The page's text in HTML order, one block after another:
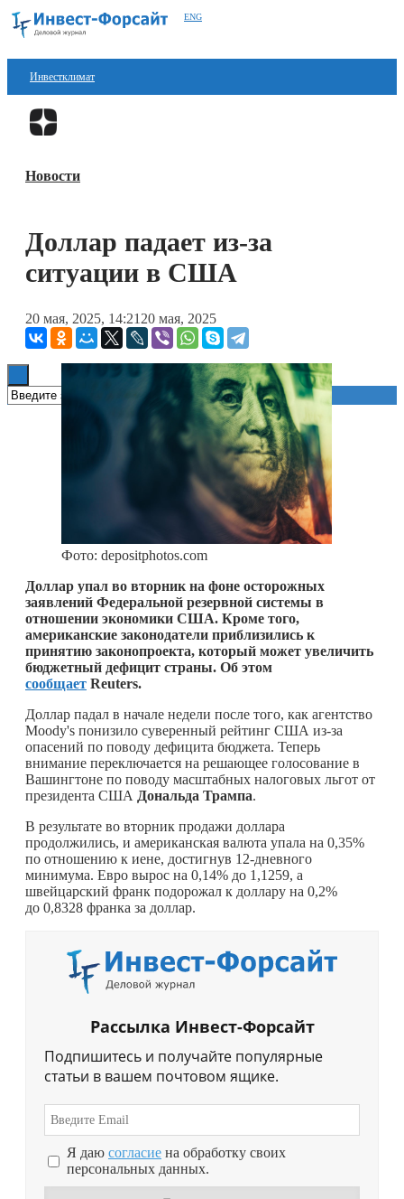
ENG
Инвестклимат
Финансы
Блокчейн
Технологии
Книги
Новости
Доллар падает из-за
ситуации в США
20 мая, 2025, 14:21 20 мая, 2025
Фото: depositphotos.com
Доллар упал во вторник на фоне осторожных
заявлений Федеральной резервной системы в
отношении экономики США. Кроме того,
американские законодатели приблизились к
принятию законопроекта, который может увеличить
бюджетный дефицит страны. Об этом
сообщает Reuters.
Доллар падал в начале недели после того, как агентство
Moody's понизило суверенный рейтинг США из-за
опасений по поводу дефицита бюджета. Теперь
внимание переключается на решающее голосование в
Вашингтоне по поводу масштабных налоговых льгот от
президента США Дональда Трампа.
В результате во вторник продажи доллара
продолжились, и американская валюта упала на 0,35%
по отношению к иене, достигнув 12-дневного
минимума. Евро вырос на 0,14% до 1,1259, а
швейцарский франк подорожал к доллару на 0,2%
до 0,8328 франка за доллар.
Рассылка Инвест-Форсайт
Подпишитесь и получайте популярные
статьи в вашем почтовом ящике.
Я даю согласие на обработку своих
персональных данных.